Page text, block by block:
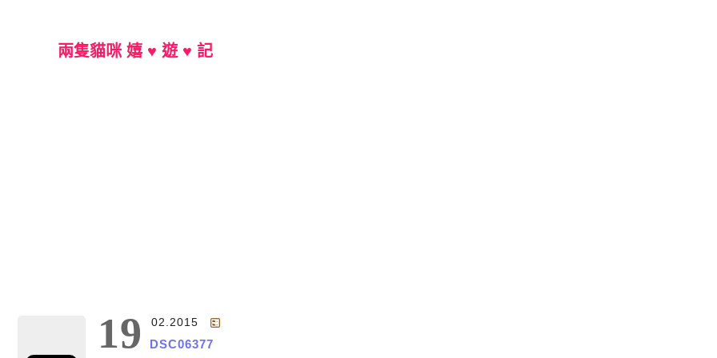
兩隻貓咪 嬉 ♥ 遊 ♥ 記
19 02.2015
DSC06377